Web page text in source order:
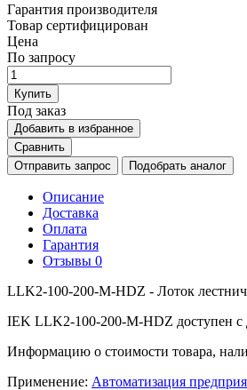
Гарантия производителя
Товар сертифицирован
Цена
По запросу
Купить
Под заказ
Добавить в избранное
Сравнить
Отправить запрос
Подобрать аналог
Описание
Доставка
Оплата
Гарантия
Отзывы 0
LLK2-100-200-M-HDZ - Лоток
IEK LLK2-100-200-M-HDZ доступен с
Информацию о стоимости товара,
Применение: Автоматизация